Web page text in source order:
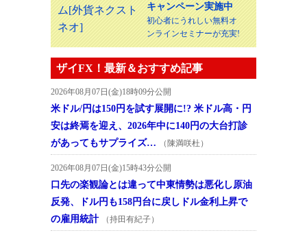
キャンペーン実施中
初心者にうれしい無料オ
ンラインセミナーが充実!
ザイFX！最新＆おすすめ記事
2026年08月07日(金)18時09分公開
米ドル/円は150円を試す展開に!? 米ドル高・円
安は終焉を迎え、2026年中に140円の大台打診
があってもサプライズ…
（陳満咲杜）
2026年08月07日(金)15時43分公開
口先の楽観論とは違って中東情勢は悪化し原油
反発、ドル円も158円台に戻しドル金利上昇で
の雇用統計
（持田有紀子）